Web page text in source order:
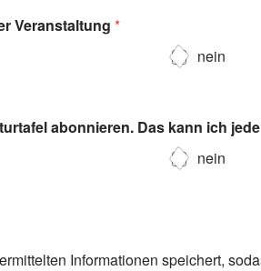
Veranstaltung *
nein
abonnieren. Das kann ich
nein
Informationen speichert,